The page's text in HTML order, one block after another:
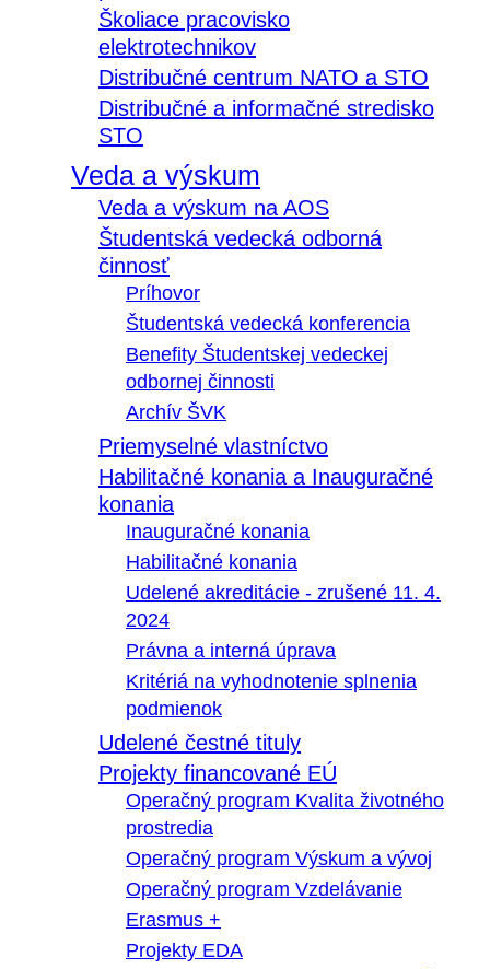
Školiace pracovisko
elektrotechnikov
Distribučné centrum NATO a STO
Distribučné a informačné stredisko
STO
Veda a výskum
Veda a výskum na AOS
Študentská vedecká odborná
činnosť
Príhovor
Študentská vedecká konferencia
Benefity Študentskej vedeckej
odbornej činnosti
Archív ŠVK
Priemyselné vlastníctvo
Habilitačné konania a Inauguračné
konania
Inauguračné konania
Habilitačné konania
Udelené akreditácie - zrušené 11. 4.
2024
Právna a interná úprava
Kritériá na vyhodnotenie splnenia
podmienok
Udelené čestné tituly
Projekty financované EÚ
Operačný program Kvalita životného
prostredia
Operačný program Výskum a vývoj
Operačný program Vzdelávanie
Erasmus +
Projekty EDA